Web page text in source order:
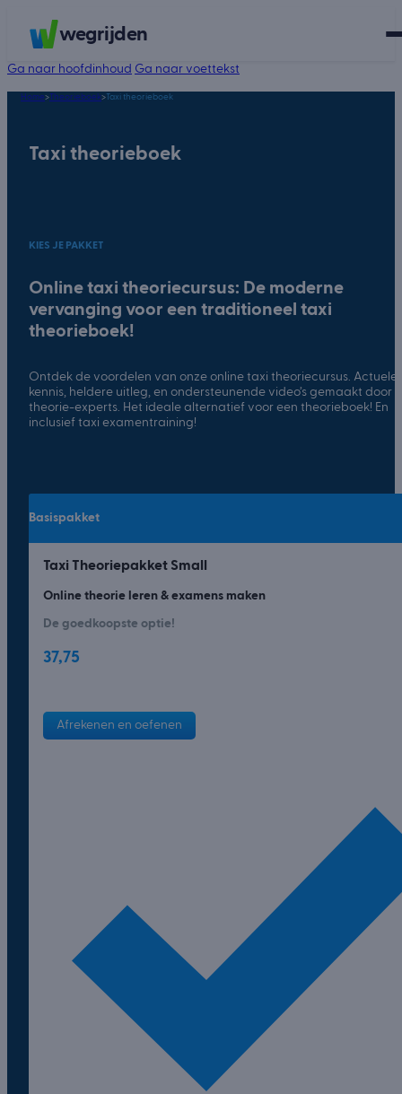
wegrijden
Ga naar hoofdinhoud Ga naar voettekst
Home>Theorieboek>Taxi theorieboek
Taxi theorieboek
KIES JE PAKKET
Online taxi theoriecursus: De moderne
vervanging voor een traditioneel taxi
theorieboek!
Ontdek de voordelen van onze online taxi theoriecursus. Actuele
kennis, heldere uitleg, en ondersteunende video’s gemaakt door
theorie-experts. Het ideale alternatief voor een theorieboek! En
inclusief taxi examentraining!
Basispakket
Taxi Theoriepakket Small
Online theorie leren & examens maken
De goedkoopste optie!
37,75
Afrekenen en oefenen